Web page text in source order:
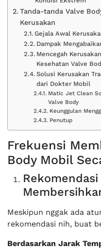
Tanda-tanda Valve
Kerusakan
Gejala Awal
Dampak
Mencegah
Kesehatan Valve
Solusi Kerusakan
dari Dokter Mobil
Matic Jet Clean
Valve Body
Keunggulan
Penutup
Frekuensi
Body Mobil
Meskipun nggak ada
rekomendasi nih, buat
Berdasarkan Jarak